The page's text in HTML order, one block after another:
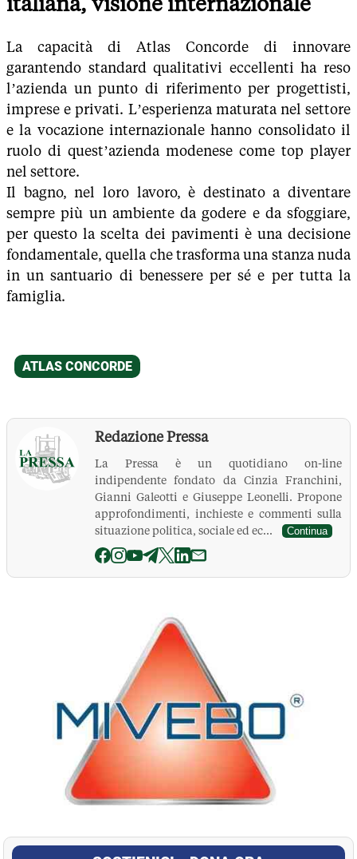
La capacità di Atlas Concorde di innovare
garantendo standard qualitativi eccellenti ha reso
l’azienda un punto di riferimento per progettisti,
imprese e privati. L’esperienza maturata nel settore
e la vocazione internazionale hanno consolidato il
ruolo di quest’azienda modenese come top player
nel settore.
Il bagno, nel loro lavoro, è destinato a diventare
sempre più un ambiente da godere e da sfoggiare,
per questo la scelta dei pavimenti è una decisione
fondamentale, quella che trasforma una stanza nuda
in un santuario di benessere per sé e per tutta la
famiglia.
Redazione Pressa
La Pressa è un quotidiano on-line
indipendente fondato da Cinzia Franchini,
Gianni Galeotti e Giuseppe Leonelli. Propone
approfondimenti, inchieste e commenti sulla
situazione politica, sociale ed ec...
Continua